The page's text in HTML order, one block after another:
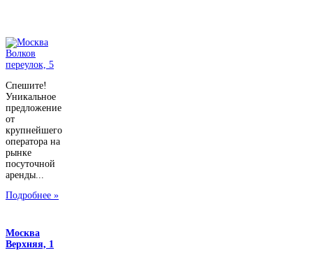
Спешите!
Уникальное
предложение
от
крупнейшего
оператора на
рынке
посуточной
аренды...
Подробнее »
Москва
Верхняя, 1